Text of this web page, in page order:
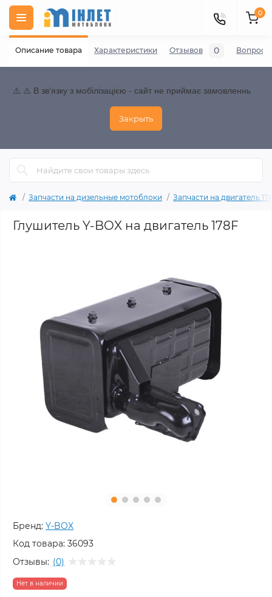
⚠️ ⚠️ В зв'язку з мобілізацією - сайт не приймає замовленнь
Закрыть
0
Запчасти на дизельные мотоблоки Запчасти на двигатель
Глушитель Y-BOX на двигатель 178F
Бренд: Y-BOX
Код товара: 36093
Отзывы: (0)
Нет в наличии
Описание товара Характеристики Отзывов 0 Вопросы